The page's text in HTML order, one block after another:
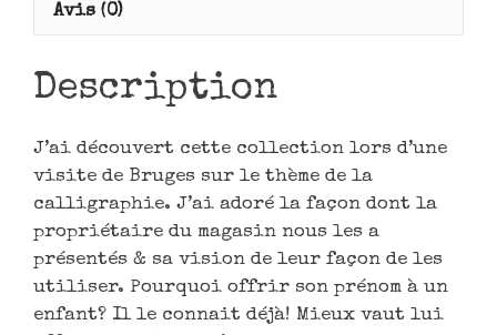
Avis (0)
Description
J’ai découvert cette collection lors d’une
visite de Bruges sur le thème de la
calligraphie. J’ai adoré la façon dont la
propriétaire du magasin nous les a
présentés & sa vision de leur façon de les
utiliser. Pourquoi offrir son prénom à un
enfant? Il le connait déjà! Mieux vaut lui